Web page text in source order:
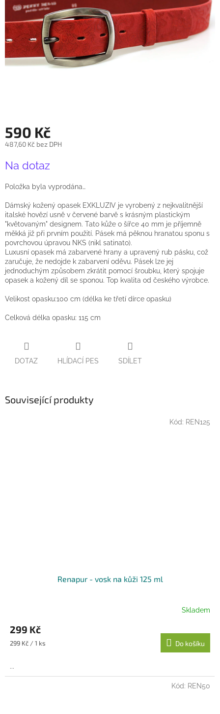
590 Kč
487,60 Kč bez DPH
cena:
Na dotaz
Položka byla vyprodána…
Dámský kožený opasek EXKLUZIV je vyrobený z nejkvalitnější
italské hovězí usně v červené barvě s krásným plastickým
"květovaným" designem. Tato kůže o šířce 40 mm je příjemně
měkká již při prvním použití. Pásek má pěknou hranatou sponu s
povrchovou úpravou NKS (nikl satinato).
Luxusní opasek má zabarvené hrany a upravený rub pásku, což
zaručuje, že nedojde k zabarvení oděvu. Pásek lze jej
jednoduchým způsobem zkrátit pomocí šroubku, který spojuje
opasek a kožený díl se sponou. Top kvalita od českého výrobce.
Velikost opasku:100 cm (délka ke třetí dírce opasku)
Celková délka opasku: 115 cm
DOTAZ HLÍDACÍ PES SDÍLET
Související produkty
Renapur - vosk na kůži 125 ml
Skladem
299 Kč
Měrná
299 Kč / 1 ks Do košíku
...
Kód: REN125
Kód: REN50